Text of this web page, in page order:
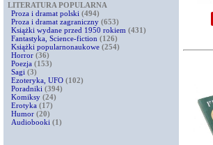
LITERATURA POPULARNA
Proza i dramat polski (494)
Proza i dramat zagraniczny (653)
Książki wydane przed 1950 rokiem (431)
Fantastyka, Science-fiction (126)
Książki popularnonaukowe (254)
Horror (36)
Poezja (153)
Sagi (3)
Ezoteryka, UFO (102)
Poradniki (394)
Komiksy (24)
Erotyka (17)
Humor (20)
Audiobooki (1)